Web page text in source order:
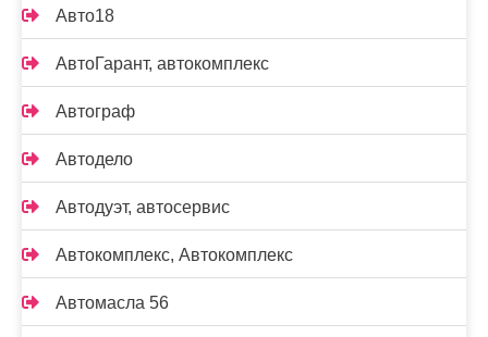
Авто18
АвтоГарант, автокомплекс
Автограф
Автодело
Автодуэт, автосервис
Автокомплекс, Автокомплекс
Автомасла 56